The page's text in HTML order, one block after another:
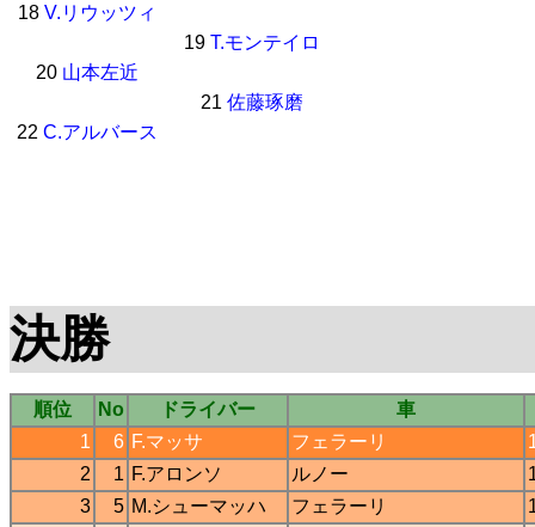
18 V.リウッツィ
19 T.モンテイロ
20 山本左近
21 佐藤琢磨
22 C.アルバース
決勝
順位 No ドライバー
車
1
6 F.マッサ フェラーリ
2
1 F.アロンソ ルノー
3
5 M.シューマッハ フェラーリ